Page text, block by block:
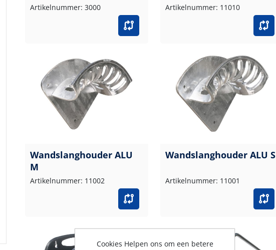
Artikelnummer: 3000 Artikelnummer: 11010
Wandslanghouder ALU
M
Artikelnummer: 11002
Wandslanghouder ALU S
Artikelnummer: 11001
Cookies Helpen ons om een betere